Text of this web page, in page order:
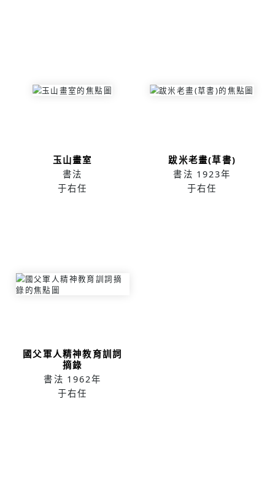
玉山畫室
書法
于右任
跋米老畫(草書)
書法 1923年
于右任
國父軍人精神教育訓詞
摘錄
書法 1962年
于右任